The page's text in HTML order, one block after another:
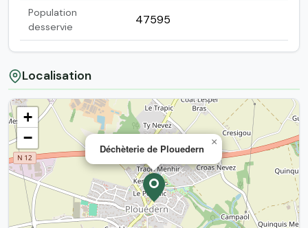
Population
desservie
47595
Localisation
Déchèterie de Plouedern
×
+
−